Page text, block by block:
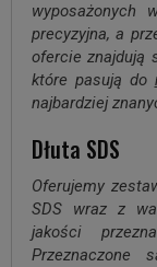
wyposażonych
precyzyjna, a
ofercie znajdują
które pasują do
najbardziej
Dłuta SDS
Oferujemy
SDS wraz z
jakości